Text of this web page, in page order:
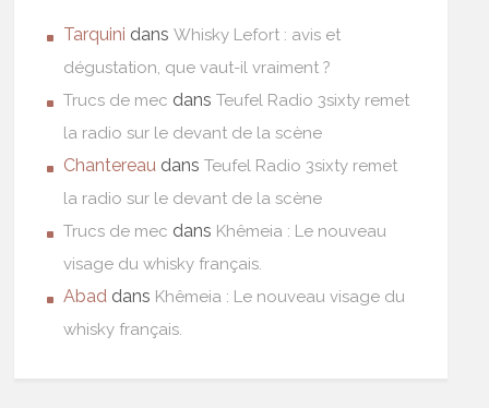
Tarquini dansWhisky Lefort : avis et
dégustation, que vaut-il vraiment ?
Trucs de mec dansTeufel Radio 3sixty remet
la radio sur le devant de la scène
Chantereau dansTeufel Radio 3sixty remet
la radio sur le devant de la scène
Trucs de mec dans Khêmeia : Le nouveau
visage du whisky français.
Abad dans Khêmeia : Le nouveau visage du
whisky français.